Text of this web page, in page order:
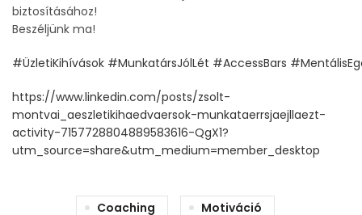
biztosításához!
Beszéljünk ma!
#ÜzletiKihívások #MunkatársJólLét #AccessBars
https://www.linkedin.com/posts/zsolt-
montvai_aeszletikihaedvaersok-munkataerrsjaejllaezt-
activity-7157728804889583616-QgX1?
utm_source=share&utm_medium=member_desktop
Coaching
Motiváció